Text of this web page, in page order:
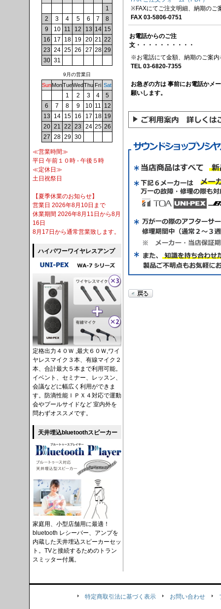
※FAXにてご注文明細、納期のご
FAX 03-5806-0751
お電話からのご注
文・・・・・・・・・・
※お電話にて金額、納期のご案内
TEL 03-6820-7355
お急ぎの方は 事前にお電話かメ
願いします。
1
2
3 4 5 6 7
8
9
10 11 12 13 14 15
16
17 18 19 20 21 22
23 24 25 26 27 28 29
30 31
9月の営業日
SunMonTueWedThu Fri Sat
1 2 3 4
5
6
7 8 9 10 11 12
13
14 15 16 17 18 19
20 21 22 23 24 25 26
27 28 29 30
≪営業時間≫
平日 午前１０時 - 午後５時
≪定休日≫
土日祝祭日
【夏季休業のお知らせ】
営業日 2026年8月10日まで
休業期間 2026年8月11日から8月
16日
8月17日から通常営業致します。
ハイパワーワイヤレスアンプ
定格出力４０Ｗ ,最大６０Ｗ,ワイ
ヤレスマイク３本、有線マイク２
本、合計最大５本まで利用可能。
イベント、セミナー、レッスン、
会議などに幅広く利用ができま
す。防滴性能ＩＰＸ４対応で運動
会やプールサイドなど 室内外を
問わずオススメです。
天井埋込bluetoothスピーカー
家庭用、小型店舗用に最適！
bluetooth レシーバー、アンプを
内蔵した天井埋込スピーカーセッ
ト。TVと接続するためのトラン
スミッター付属。
特定商取引法に基づく表示 お問い合わせ